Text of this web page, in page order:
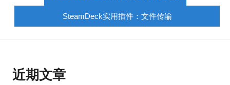
SteamDeck实用插件：文件传输
近期文章